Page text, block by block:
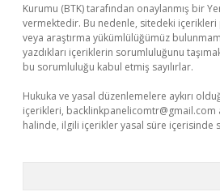
Kurumu (BTK) tarafından onaylanmış bir
vermektedir. Bu nedenle, sitedeki
veya araştırma yükümlülüğümüz
yazdıkları içeriklerin sorumluluğunu
bu sorumluluğu kabul etmiş sayılırlar.
Hukuka ve yasal düzenlemelere aykırı
içerikleri, backlinkpanelicomtr@gmail.com
halinde, ilgili içerikler yasal süre içerisinde